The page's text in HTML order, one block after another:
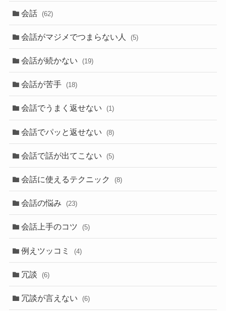
会話 (62)
会話がマジメでつまらない人 (5)
会話が続かない (19)
会話が苦手 (18)
会話でうまく返せない (1)
会話でパッと返せない (8)
会話で話が出てこない (5)
会話に使えるテクニック (8)
会話の悩み (23)
会話上手のコツ (5)
例えツッコミ (4)
冗談 (6)
冗談が言えない (6)